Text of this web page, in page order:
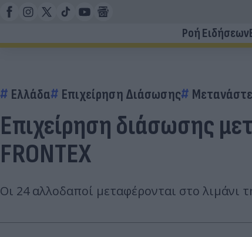
Ροή Ειδήσεων
Ελλάδα Επιχείρηση Διάσωσης
Επιχείρηση διάσωσης
FRONTEX
Οι 24 αλλοδαποί μεταφέρονται στο λιμάνι